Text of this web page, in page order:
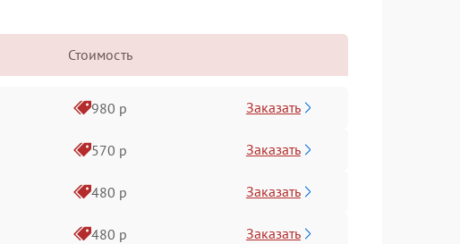
Стоимость
980 р Заказать
570 р Заказать
480 р Заказать
480 р Заказать